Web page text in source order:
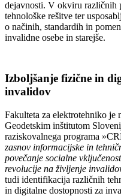
dejavnosti. V okviru različnih
tehnološke rešitve ter
o načinih, standardih in
invalidne osebe in starejše.
Izboljšanje fizične in
invalidov
Fakulteta za elektrotehniko je
Geodetskim inštitutom
raziskovalnega programa
zasnov informacijske in
povečanje socialne
revolucije na življenje
tudi identifikacija različnih
in digitalne dostopnosti za